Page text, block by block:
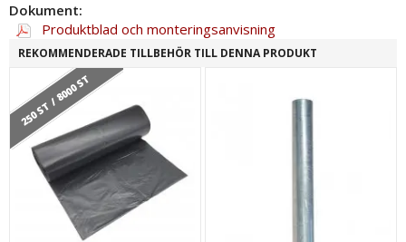
Dokument:
Produktblad och monteringsanvisning
REKOMMENDERADE TILLBEHÖR TILL DENNA PRODUKT
250 ST / 8000 ST